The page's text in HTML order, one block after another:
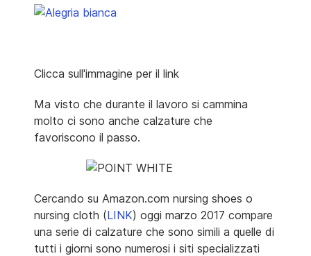
Clicca sull'immagine per il link
Ma visto che durante il lavoro si cammina
molto ci sono anche calzature che
favoriscono il passo.
Cercando su Amazon.com nursing shoes o
nursing cloth (LINK) oggi marzo 2017 compare
una serie di calzature che sono simili a quelle di
tutti i giorni sono numerosi i siti specializzati